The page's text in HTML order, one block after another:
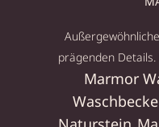
prägenden
Marmor